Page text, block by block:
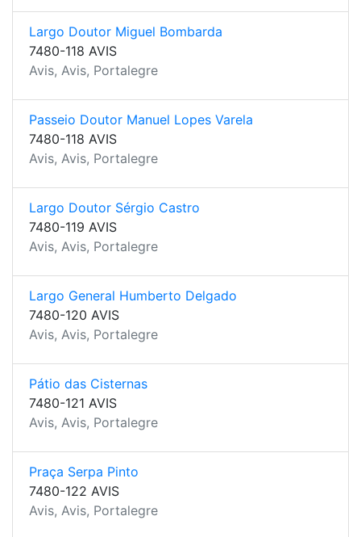
Largo Doutor Miguel Bombarda
7480-118 AVIS
Avis, Avis, Portalegre
Passeio Doutor Manuel Lopes Varela
7480-118 AVIS
Avis, Avis, Portalegre
Largo Doutor Sérgio Castro
7480-119 AVIS
Avis, Avis, Portalegre
Largo General Humberto Delgado
7480-120 AVIS
Avis, Avis, Portalegre
Pátio das Cisternas
7480-121 AVIS
Avis, Avis, Portalegre
Praça Serpa Pinto
7480-122 AVIS
Avis, Avis, Portalegre